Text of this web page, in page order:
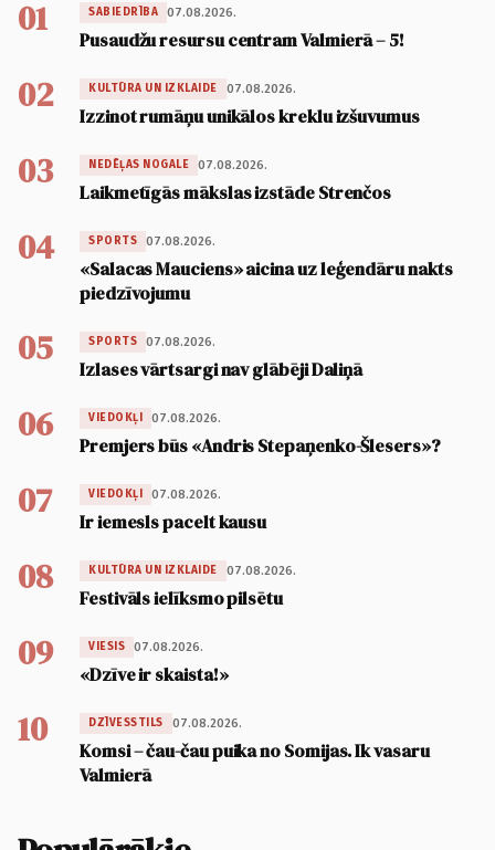
01 SABIEDRĪBA 07.08.2026.
Pusaudžu resursu centram Valmierā – 5!
02 KULTŪRA UN IZKLAIDE 07.08.2026.
Izzinot rumāņu unikālos kreklu izšuvumus
03 NEDĒĻAS NOGALE 07.08.2026.
Laikmetīgās mākslas izstāde Strenčos
04 SPORTS 07.08.2026.
«Salacas Mauciens» aicina uz leģendāru nakts
piedzīvojumu
05 SPORTS 07.08.2026.
Izlases vārtsargi nav glābēji Daliņā
06 VIEDOKĻI 07.08.2026.
Premjers būs «Andris Stepaņenko-Šlesers»?
07 VIEDOKĻI 07.08.2026.
Ir iemesls pacelt kausu
08 KULTŪRA UN IZKLAIDE 07.08.2026.
Festivāls ielīksmo pilsētu
09 VIESIS 07.08.2026.
«Dzīve ir skaista!»
10 DZĪVESSTILS 07.08.2026.
Komsi – čau-čau puika no Somijas. Ik vasaru
Valmierā